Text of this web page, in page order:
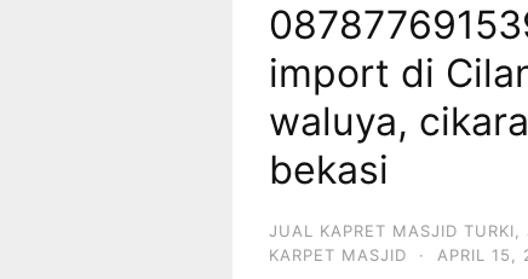
import di
waluya,
bekasi
JUAL KAPRET MASJID TURKI
KARPET MASJID
· APRIL 15,